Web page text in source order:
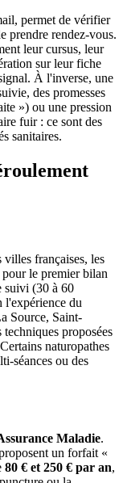
permet de vérifier
prendre rendez-vous.
leur cursus, leur
sur leur fiche
À l'inverse, une
des promesses
») ou une pression
fuir : ce sont des
sanitaires.
villes françaises, les
pour le premier bilan
suivi (30 à 60
l'expérience du
Source, Saint-
proposées
naturopathes
séances ou des
Maladie.
un forfait «
80 € et 250 € par an,